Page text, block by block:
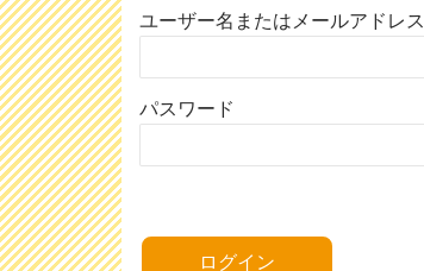
ユーザー名またはメールアドレス
パスワード